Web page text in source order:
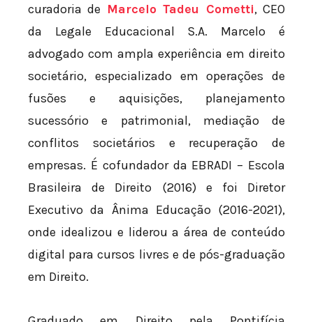
curadoria de Marcelo Tadeu Cometti, CEO
da Legale Educacional S.A. Marcelo é
advogado com ampla experiência em direito
societário, especializado em operações de
fusões e aquisições, planejamento
sucessório e patrimonial, mediação de
conflitos societários e recuperação de
empresas. É cofundador da EBRADI – Escola
Brasileira de Direito (2016) e foi Diretor
Executivo da Ânima Educação (2016-2021),
onde idealizou e liderou a área de conteúdo
digital para cursos livres e de pós-graduação
em Direito.